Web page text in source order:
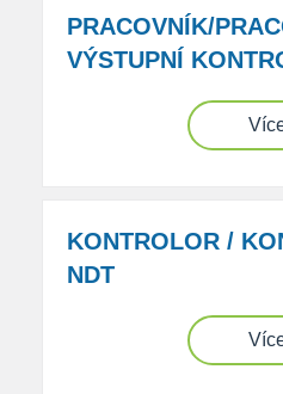
PRACOVNÍK/
VÝSTUPNÍ
KONTROLOR /
NDT